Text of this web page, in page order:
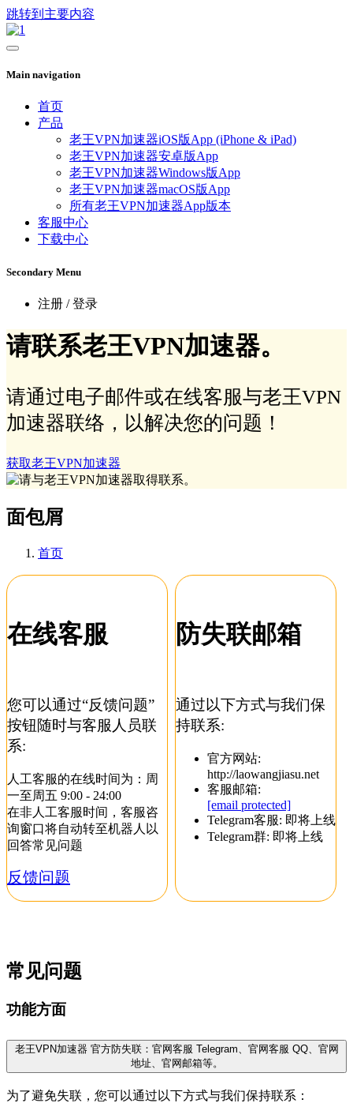
跳转到主要内容
Main navigation
首页
产品
老王VPN加速器iOS版App (iPhone & iPad)
老王VPN加速器安卓版App
老王VPN加速器Windows版App
老王VPN加速器macOS版App
所有老王VPN加速器App版本
客服中心
下载中心
Secondary Menu
注册 / 登录
请联系老王VPN加速器。
请通过电子邮件或在线客服与老王VPN
加速器联络，以解决您的问题！
获取老王VPN加速器
面包屑
首页
在线客服
您可以通过“反馈问题”
按钮随时与客服人员联
系:
人工客服的在线时间为：周
一至周五 9:00 - 24:00
在非人工客服时间，客服咨
询窗口将自动转至机器人以
回答常见问题
反馈问题
防失联邮箱
通过以下方式与我们保
持联系:
官方网站:
http://laowangjiasu.net
客服邮箱:
[email protected]
Telegram客服: 即将上线
Telegram群: 即将上线
常见问题
功能方面
老王VPN加速器 官方防失联：官网客服 Telegram、官网客服 QQ、官网
地址、官网邮箱等。
为了避免失联，您可以通过以下方式与我们保持联系：